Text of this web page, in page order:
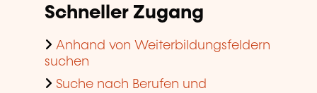
Schneller Zugang
Anhand von Weiterbildungsfeldern
suchen
Suche nach Berufen und